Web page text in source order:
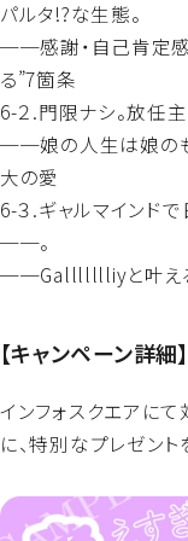
パルタ!?︎な生態。
──感謝・自己肯定
る”7箇条
6-２.門限ナシ。放任
──娘の人生は娘の
大の愛
6-３.ギャルマインド
──。
──Gallllllliyと叶え
【キャンペーン詳細】
インフォスクエアに
に、特別なプレゼント